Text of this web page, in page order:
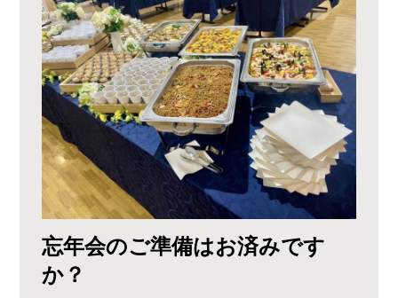
忘年会のご準備はお済みです
か？